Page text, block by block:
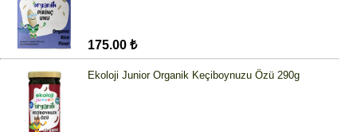
175.00 ₺
Ekoloji Junior Organik Keçiboynuzu Özü 290g